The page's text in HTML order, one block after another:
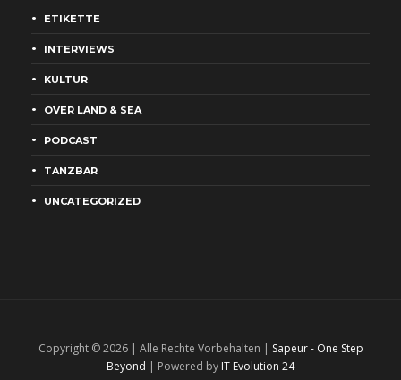
ETIKETTE
INTERVIEWS
KULTUR
OVER LAND & SEA
PODCAST
TANZBAR
UNCATEGORIZED
Copyright © 2026 | Alle Rechte Vorbehalten | Sapeur - One Step
Beyond | Powered by IT Evolution 24